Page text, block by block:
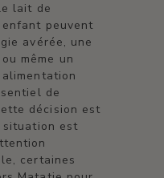
lait de
peuvent
avérée, une
même un
de
décision est
situation est
certaines